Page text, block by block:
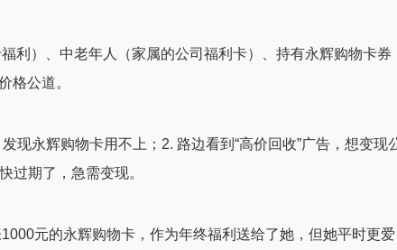
利）、中老年人（家属的公司福利卡）、持有永辉购物卡券
格公道。
现永辉购物卡用不上；2. 路边看到“高价回收”广告，想变现
过期了，急需变现。
元的永辉购物卡，作为年终福利送给了她，但她平时更爱